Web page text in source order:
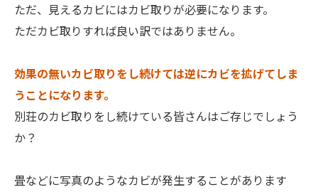
ただ、見えるカビにはカビ取りが必要になります。
ただカビ取りすれば良い訳ではありません。
効果の無いカビ取りをし続けては逆にカビを拡げてしま
うことになります。
別荘のカビ取りをし続けている皆さんはご存じでしょう
か？
畳などに写真のようなカビが発生することがあります